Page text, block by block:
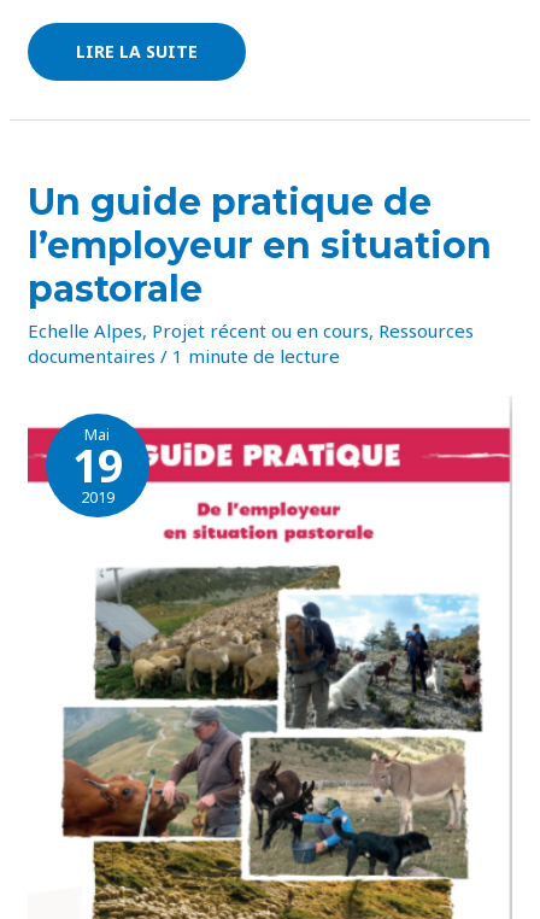
LIRE LA SUITE
Un guide pratique de
l’employeur en situation
pastorale
Echelle Alpes, Projet récent ou en cours, Ressources
documentaires / 1 minute de lecture
Mai
19
2019
GUIDE
PRATIQUE
DE
L’EMPLOYEUR
EN
SITUATION
PASTORALE